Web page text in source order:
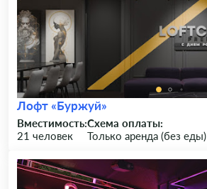
Лофт «Буржуй»
Вместимость:
21 человек
Схема оплаты:
Только аренда (без еды)